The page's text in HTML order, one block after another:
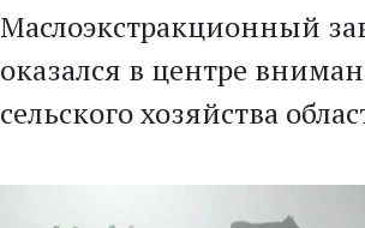
Маслоэкстракционный
оказался в центре
сельского хозяйства